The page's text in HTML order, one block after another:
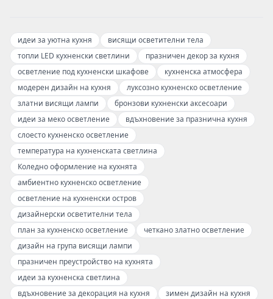
идеи за уютна кухня
висящи осветителни тела
топли LED кухненски светлини
празничен декор за кухня
осветление под кухненски шкафове
кухненска атмосфера
модерен дизайн на кухня
луксозно кухненско осветление
златни висящи лампи
бронзови кухненски аксесоари
идеи за меко осветление
вдъхновение за празнична кухня
слоесто кухненско осветление
температура на кухненската светлина
Коледно оформление на кухнята
амбиентно кухненско осветление
осветление на кухненски остров
дизайнерски осветителни тела
план за кухненско осветление
четкано златно осветление
дизайн на група висящи лампи
празничен преустройство на кухнята
идеи за кухненска светлина
вдъхновение за декорация на кухня
зимен дизайн на кухня